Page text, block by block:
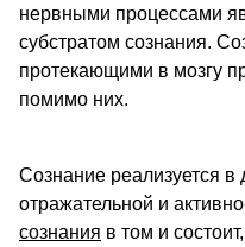
нервными процессами
субстратом сознания.
протекающими в мозгу
помимо них.
Сознание реализуется в
отражательной и
сознания в том и